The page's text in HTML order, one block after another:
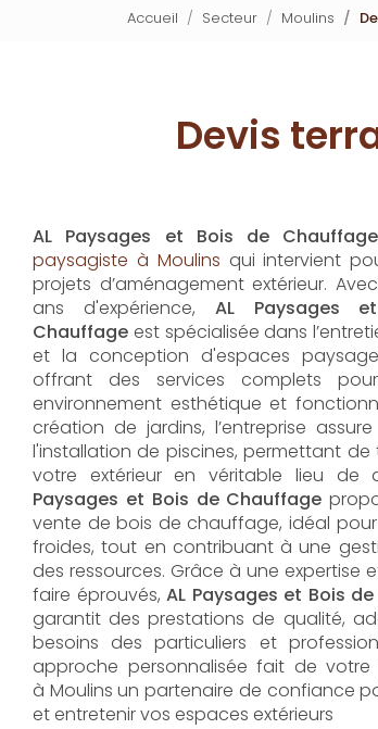
Accueil Secteur Moulins
Devis
AL Paysages et Bois de Chauffage
paysagiste à Moulins qui intervient
projets d’aménagement extérieur.
ans d'expérience, AL Paysages
Chauffage est spécialisée dans
et la conception d'espaces
offrant des services complets
environnement esthétique et
création de jardins, l’entreprise
l'installation de piscines, permettant de
votre extérieur en véritable lieu de
Paysages et Bois de Chauffage
vente de bois de chauffage, idéal pour
froides, tout en contribuant à une
des ressources. Grâce à une expertise
faire éprouvés,AL Paysages et Bois
garantit des prestations de qualité,
besoins des particuliers et
approche personnalisée fait de votre
à Moulins un partenaire de confiance
et entretenir vos espaces extérieurs